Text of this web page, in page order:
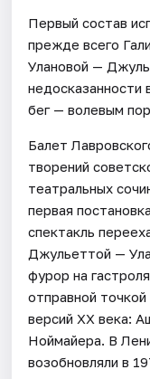
Первый состав
прежде всего
Улановой —
недосказанности
бег — волевым
Балет
творений
театральных
первая
спектакль
Джульеттой —
фурор на
отправной
версий ХХ века:
Ноймайера. В
возобновляли в